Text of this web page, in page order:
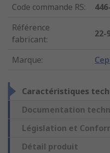
Code commande RS:
Référence
fabricant:
22-
Marque:
Caractéristiques
Documentation
Législation et
Détail produit